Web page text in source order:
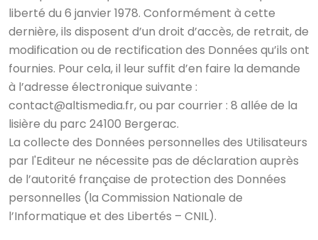
liberté du 6 janvier 1978. Conformément à cette
dernière, ils disposent d’un droit d’accès, de retrait, de
modification ou de rectification des Données qu’ils ont
fournies. Pour cela, il leur suffit d’en faire la demande
à l’adresse électronique suivante :
contact@altismedia.fr, ou par courrier : 8 allée de la
lisière du parc 24100 Bergerac.
La collecte des Données personnelles des Utilisateurs
par l'Editeur ne nécessite pas de déclaration auprès
de l’autorité française de protection des Données
personnelles (la Commission Nationale de
l’Informatique et des Libertés – CNIL).